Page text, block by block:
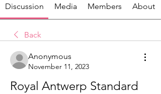
Discussion Media Members About
Back
Anonymous
November 11, 2023
Royal Antwerp Standard